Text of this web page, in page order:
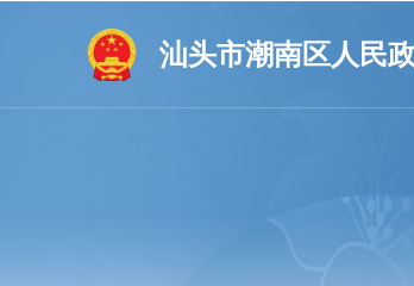
汕头市潮南区人民